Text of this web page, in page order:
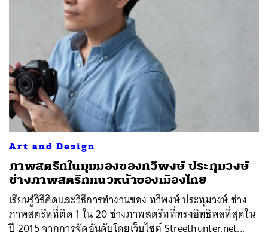
Art and Design
​ภาพสตรีทในมุมมองของทวีพงษ์ ประทุมวงษ์
ช่างภาพสตรีทแนวหน้าของเมืองไทย
เรียนรู้วิธีคิดและวิธีการทำงานของ ทวีพงษ์ ประทุมวงษ์ ช่าง
ภาพสตรีทที่ติด 1 ใน 20 ช่างภาพสตรีทที่ทรงอิทธิพลที่สุดใน
ปี 2015 จากการจัดอันดับโดยเว็บไซต์ Streethunter.net...